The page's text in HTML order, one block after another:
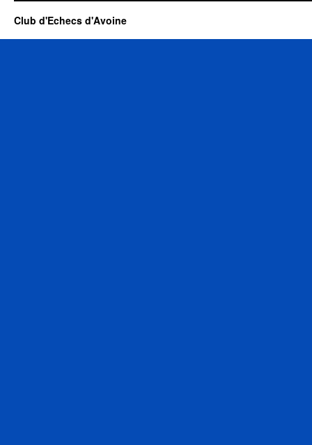
Club d'Echecs d'Avoine